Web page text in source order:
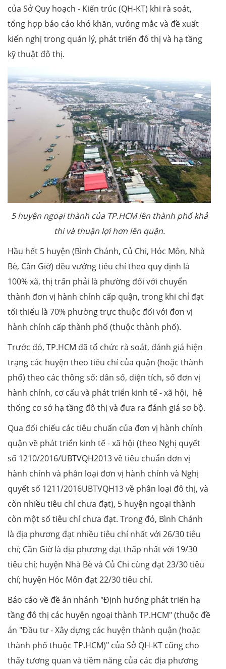
của Sở Quy hoạch - Kiến trúc (QH-KT) khi rà soát,
tổng hợp báo cáo khó khăn, vướng mắc và đề xuất
kiến nghị trong quản lý, phát triển đô thị và hạ tầng
kỹ thuật đô thị.
5 huyện ngoại thành của TP.HCM lên thành phố khả
thi và thuận lợi hơn lên quận.
Hầu hết 5 huyện (Bình Chánh, Củ Chi, Hóc Môn, Nhà
Bè, Cần Giờ) đều vướng tiêu chí theo quy định là
100% xã, thị trấn phải là phường đối với chuyển
thành đơn vị hành chính cấp quận, trong khi chỉ đạt
tối thiểu là 70% phường trực thuộc đối với đơn vị
hành chính cấp thành phố (thuộc thành phố).
Trước đó, TP.HCM đã tổ chức rà soát, đánh giá hiện
trạng các huyện theo tiêu chí của quận (hoặc thành
phố) theo các thông số: dân số, diện tích, số đơn vị
hành chính, cơ cấu và phát triển kinh tế - xã hội, hệ
thống cơ sở hạ tầng đô thị và đưa ra đánh giá sơ bộ.
Qua đối chiếu các tiêu chuẩn của đơn vị hành chính
quận về phát triển kinh tế - xã hội (theo Nghị quyết
số 1210/2016/UBTVQH2013 về tiêu chuẩn đơn vị
hành chính và phân loại đơn vị hành chính và Nghị
quyết số 1211/2016UBTVQH13 về phân loại đô thị, và
còn nhiều tiêu chí chưa đạt), 5 huyện ngoại thành
còn một số tiêu chí chưa đạt. Trong đó, Bình Chánh
là địa phương đạt nhiều tiêu chí nhất với 26/30 tiêu
chí; Cần Giờ là địa phương đạt thấp nhất với 19/30
tiêu chí; huyện Nhà Bè và Củ Chi cùng đạt 23/30 tiêu
chí; huyện Hóc Môn đạt 22/30 tiêu chí.
Báo cáo về đề án nhánh "Định hướng phát triển hạ
tầng đô thị các huyện ngoại thành TP.HCM" (thuộc đề
án "Đầu tư - Xây dựng các huyện thành quận (hoặc
thành phố thuộc TP.HCM)" của Sở QH-KT cũng cho
thấy tương quan và tiềm năng của các địa phương